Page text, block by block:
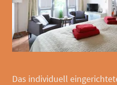
Das individuell